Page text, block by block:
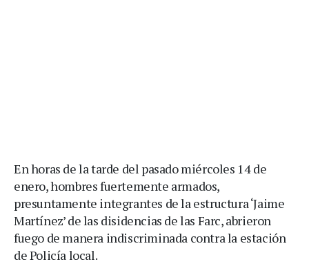
En horas de la tarde del pasado miércoles 14 de
enero, hombres fuertemente armados,
presuntamente integrantes de la estructura ‘Jaime
Martínez’ de las disidencias de las Farc, abrieron
fuego de manera indiscriminada contra la estación
de Policía local.